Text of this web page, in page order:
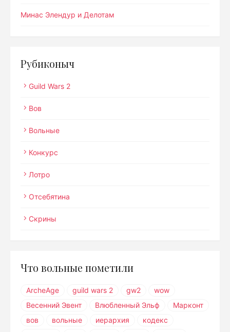
Минас Элендур и Делотам
Рубиконыч
Guild Wars 2
Вов
Вольные
Конкурс
Лотро
Отсебятина
Скрины
Что вольные пометили
ArcheAge guild wars 2 gw2
wow
Весенний Эвент
Влюбленный Эльф
Марконт
вов
вольные иерархия
кодекс